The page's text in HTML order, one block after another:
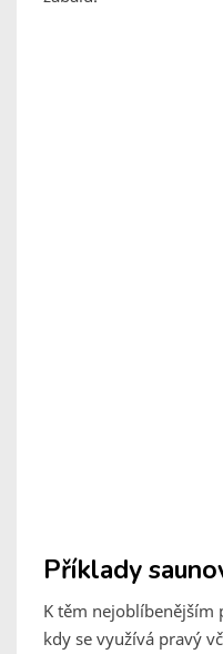
Příklady
K těm nejoblíbenějším
kdy se využívá pravý